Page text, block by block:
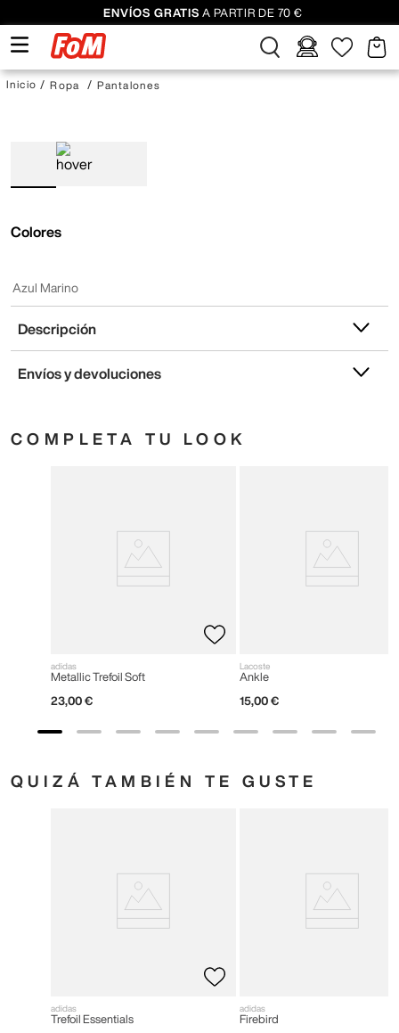
ENVÍOS GRATIS A PARTIR DE 70 €
Ropa Pantalones
Colores
Azul Marino
Descripción
Envíos y devoluciones
COMPLETA TU LOOK
adidas
Metallic Trefoil Soft
23,00 €
Lacoste
Ankle
15,00 €
QUIZÁ TAMBIÉN TE GUSTE
adidas
Trefoil Essentials
adidas
Firebird